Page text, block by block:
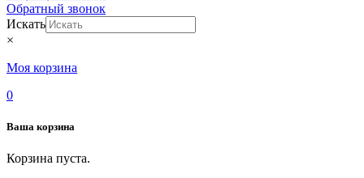
Обратный звонок
Искать
×
Моя корзина
0
Ваша корзина
Корзина пуста.